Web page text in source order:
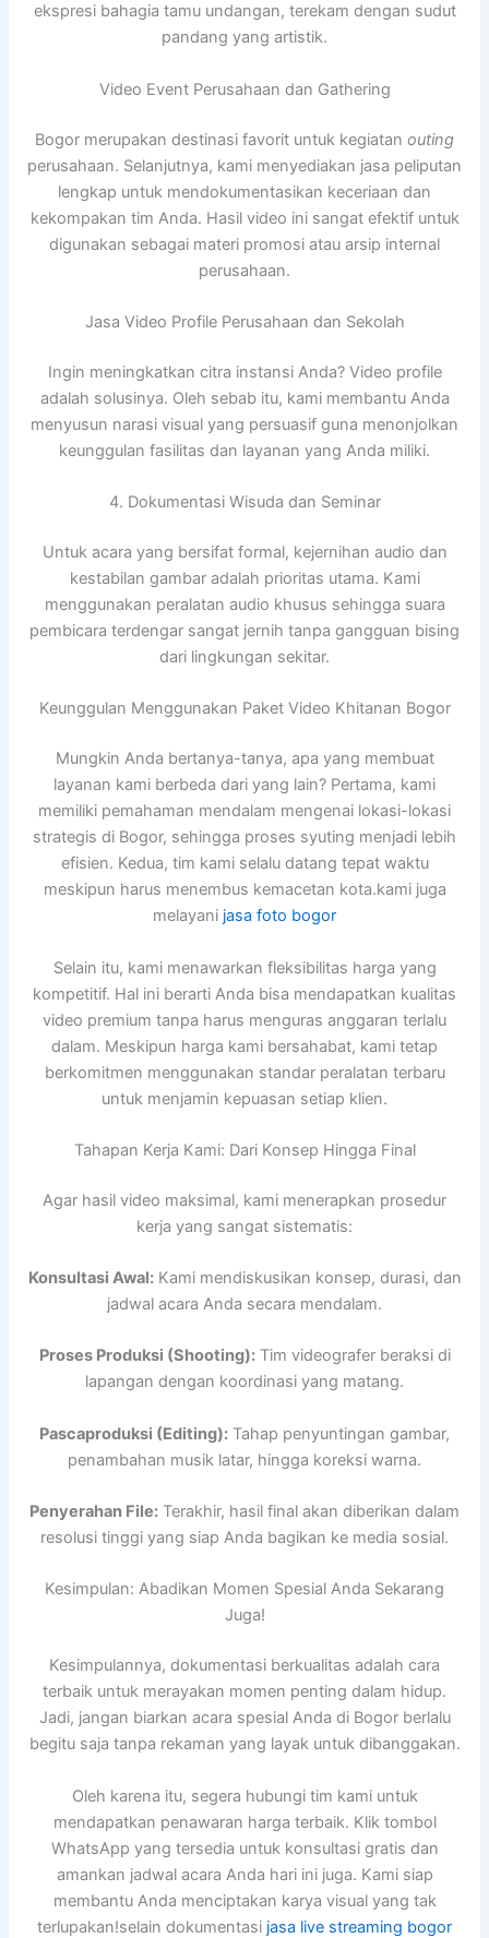
ekspresi bahagia tamu undangan, terekam dengan sudut
pandang yang artistik.
Video Event Perusahaan dan Gathering
Bogor merupakan destinasi favorit untuk kegiatan outing
perusahaan. Selanjutnya, kami menyediakan jasa peliputan
lengkap untuk mendokumentasikan keceriaan dan
kekompakan tim Anda. Hasil video ini sangat efektif untuk
digunakan sebagai materi promosi atau arsip internal
perusahaan.
Jasa Video Profile Perusahaan dan Sekolah
Ingin meningkatkan citra instansi Anda? Video profile
adalah solusinya. Oleh sebab itu, kami membantu Anda
menyusun narasi visual yang persuasif guna menonjolkan
keunggulan fasilitas dan layanan yang Anda miliki.
4. Dokumentasi Wisuda dan Seminar
Untuk acara yang bersifat formal, kejernihan audio dan
kestabilan gambar adalah prioritas utama. Kami
menggunakan peralatan audio khusus sehingga suara
pembicara terdengar sangat jernih tanpa gangguan bising
dari lingkungan sekitar.
Keunggulan Menggunakan Paket Video Khitanan Bogor
Mungkin Anda bertanya-tanya, apa yang membuat
layanan kami berbeda dari yang lain? Pertama, kami
memiliki pemahaman mendalam mengenai lokasi-lokasi
strategis di Bogor, sehingga proses syuting menjadi lebih
efisien. Kedua, tim kami selalu datang tepat waktu
meskipun harus menembus kemacetan kota.kami juga
melayani jasa foto bogor
Selain itu, kami menawarkan fleksibilitas harga yang
kompetitif. Hal ini berarti Anda bisa mendapatkan kualitas
video premium tanpa harus menguras anggaran terlalu
dalam. Meskipun harga kami bersahabat, kami tetap
berkomitmen menggunakan standar peralatan terbaru
untuk menjamin kepuasan setiap klien.
Tahapan Kerja Kami: Dari Konsep Hingga Final
Agar hasil video maksimal, kami menerapkan prosedur
kerja yang sangat sistematis:
Konsultasi Awal:Kami mendiskusikan konsep, durasi, dan
jadwal acara Anda secara mendalam.
Proses Produksi (Shooting):Tim videografer beraksi di
lapangan dengan koordinasi yang matang.
Pascaproduksi (Editing): Tahap penyuntingan gambar,
penambahan musik latar, hingga koreksi warna.
Penyerahan File: Terakhir, hasil final akan diberikan dalam
resolusi tinggi yang siap Anda bagikan ke media sosial.
Kesimpulan: Abadikan Momen Spesial Anda Sekarang
Juga!
Kesimpulannya, dokumentasi berkualitas adalah cara
terbaik untuk merayakan momen penting dalam hidup.
Jadi, jangan biarkan acara spesial Anda di Bogor berlalu
begitu saja tanpa rekaman yang layak untuk dibanggakan.
Oleh karena itu, segera hubungi tim kami untuk
mendapatkan penawaran harga terbaik. Klik tombol
WhatsApp yang tersedia untuk konsultasi gratis dan
amankan jadwal acara Anda hari ini juga. Kami siap
membantu Anda menciptakan karya visual yang tak
terlupakan!selain dokumentasi jasa live streaming bogor